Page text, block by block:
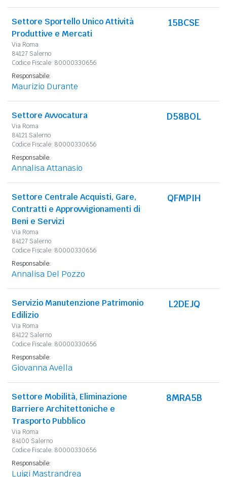
Settore Sportello Unico Attività
Produttive e Mercati
Via Roma
84127 Salerno
Codice Fiscale: 80000330656
15BCSE
Responsabile:
Maurizio Durante
Settore Avvocatura
Via Roma
84121 Salerno
Codice Fiscale: 80000330656
D58BOL
Responsabile:
Annalisa Attanasio
Settore Centrale Acquisti, Gare,
Contratti e Approvvigionamenti di
Beni e Servizi
Via Roma
84127 Salerno
Codice Fiscale: 80000330656
QFMPIH
Responsabile:
Annalisa Del Pozzo
Servizio Manutenzione Patrimonio
Edilizio
Via Roma
84122 Salerno
Codice Fiscale: 80000330656
L2DEJQ
Responsabile:
Giovanna Avella
Settore Mobilità, Eliminazione
Barriere Architettoniche e
Trasporto Pubblico
Via Roma
84100 Salerno
Codice Fiscale: 80000330656
8MRA5B
Responsabile:
Luigi Mastrandrea